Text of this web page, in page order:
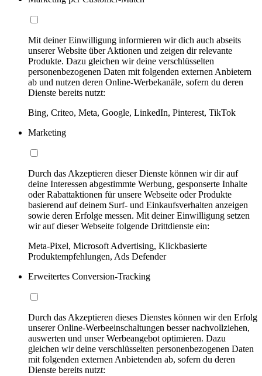
Mit deiner Einwilligung informieren wir dich auch abseits
unserer Website über Aktionen und zeigen dir relevante
Produkte. Dazu gleichen wir deine verschlüsselten
personenbezogenen Daten mit folgenden externen Anbietern
ab und nutzen deren Online-Werbekanäle, sofern du deren
Dienste bereits nutzt:
Bing, Criteo, Meta, Google, LinkedIn, Pinterest, TikTok
Marketing
Durch das Akzeptieren dieser Dienste können wir dir auf
deine Interessen abgestimmte Werbung, gesponserte Inhalte
oder Rabattaktionen für unsere Webseite oder Produkte
basierend auf deinem Surf- und Einkaufsverhalten anzeigen
sowie deren Erfolge messen. Mit deiner Einwilligung setzen
wir auf dieser Webseite folgende Drittdienste ein:
Meta-Pixel, Microsoft Advertising, Klickbasierte
Produktempfehlungen, Ads Defender
Erweitertes Conversion-Tracking
Durch das Akzeptieren dieses Dienstes können wir den Erfolg
unserer Online-Werbeeinschaltungen besser nachvollziehen,
auswerten und unser Werbeangebot optimieren. Dazu
gleichen wir deine verschlüsselten personenbezogenen Daten
mit folgenden externen Anbietenden ab, sofern du deren
Dienste bereits nutzt: